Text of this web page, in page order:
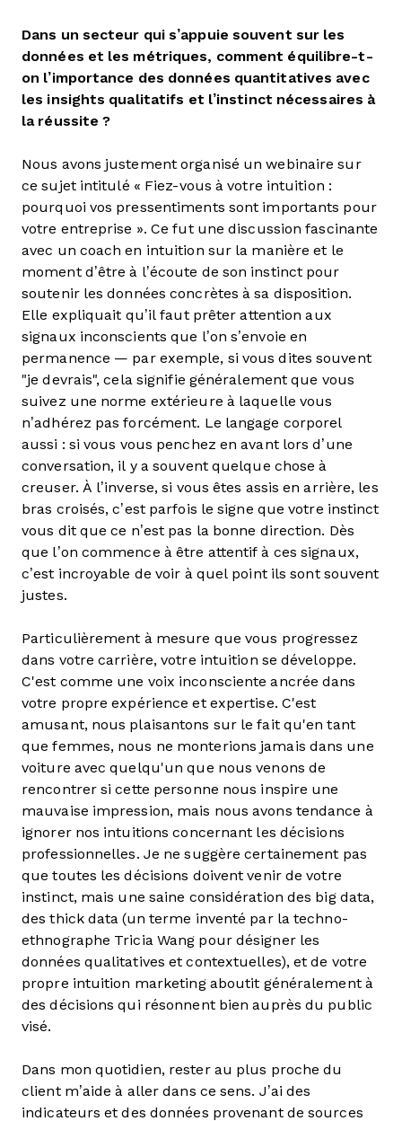
Dans un secteur qui s’appuie souvent sur les
données et les métriques, comment équilibre-t-
on l’importance des données quantitatives avec
les insights qualitatifs et l’instinct nécessaires à
la réussite ?
Nous avons justement organisé un webinaire sur
ce sujet intitulé « Fiez-vous à votre intuition :
pourquoi vos pressentiments sont importants pour
votre entreprise ». Ce fut une discussion fascinante
avec un coach en intuition sur la manière et le
moment d’être à l’écoute de son instinct pour
soutenir les données concrètes à sa disposition.
Elle expliquait qu’il faut prêter attention aux
signaux inconscients que l’on s’envoie en
permanence — par exemple, si vous dites souvent
"je devrais", cela signifie généralement que vous
suivez une norme extérieure à laquelle vous
n’adhérez pas forcément. Le langage corporel
aussi : si vous vous penchez en avant lors d’une
conversation, il y a souvent quelque chose à
creuser. À l’inverse, si vous êtes assis en arrière, les
bras croisés, c’est parfois le signe que votre instinct
vous dit que ce n’est pas la bonne direction. Dès
que l’on commence à être attentif à ces signaux,
c’est incroyable de voir à quel point ils sont souvent
justes.
Particulièrement à mesure que vous progressez
dans votre carrière, votre intuition se développe.
C'est comme une voix inconsciente ancrée dans
votre propre expérience et expertise. C'est
amusant, nous plaisantons sur le fait qu'en tant
que femmes, nous ne monterions jamais dans une
voiture avec quelqu'un que nous venons de
rencontrer si cette personne nous inspire une
mauvaise impression, mais nous avons tendance à
ignorer nos intuitions concernant les décisions
professionnelles. Je ne suggère certainement pas
que toutes les décisions doivent venir de votre
instinct, mais une saine considération des big data,
des thick data (un terme inventé par la techno-
ethnographe Tricia Wang pour désigner les
données qualitatives et contextuelles), et de votre
propre intuition marketing aboutit généralement à
des décisions qui résonnent bien auprès du public
visé.
Dans mon quotidien, rester au plus proche du
client m’aide à aller dans ce sens. J’ai des
indicateurs et des données provenant de sources